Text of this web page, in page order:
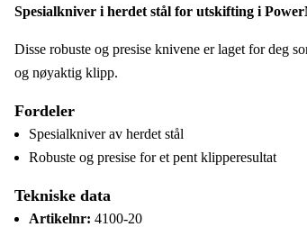
Spesialkniver i herdet stål for utskifting i
Disse robuste og presise knivene er laget for deg
og nøyaktig klipp.
Fordeler
Spesialkniver av herdet stål
Robuste og presise for et pent klipperesultat
Tekniske data
Artikelnr: 4100-20